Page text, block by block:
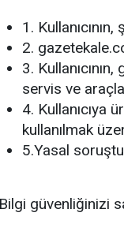
1.
2.
3.
servis ve
4. Kullanıcıya
kullanılmak
5.Yasal
Bilgi güvenliğinizi